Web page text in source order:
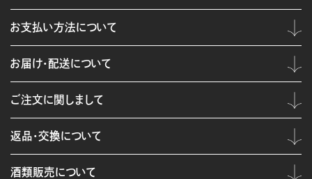
お支払い方法について
お届け・配送について
ご注文に関しまして
返品・交換について
酒類販売について